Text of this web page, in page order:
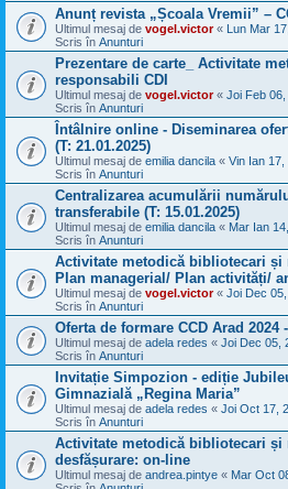
Anunț revista „Școala Vremii” –
Ultimul mesaj de vogel.victor« Lun Mar
Scris în Anunturi
Prezentare de carte_ Activitate
responsabili CDI
Ultimul mesaj de vogel.victor« Joi Feb
Scris în Anunturi
Întâlnire online - Diseminarea
(T: 21.01.2025)
Ultimul mesaj de emilia dancila « Vin Ian 17,
Scris în Anunturi
Centralizarea acumulării
transferabile (T: 15.01.2025)
Ultimul mesaj de emilia dancila « Mar Ian
Scris în Anunturi
Activitate metodică bibliotecari
Plan managerial/ Plan activități/
Ultimul mesaj de vogel.victor« Joi Dec
Scris în Anunturi
Oferta de formare CCD Arad 2024
Ultimul mesaj de adela redes « Joi Dec 05,
Scris în Anunturi
Invitație Simpozion - ediție
Gimnazială „Regina Maria”
Ultimul mesaj de adela redes « Joi Oct 17,
Scris în Anunturi
Activitate metodică bibliotecari și
desfășurare: on-line
Ultimul mesaj de andrea.pintye « Mar Oct